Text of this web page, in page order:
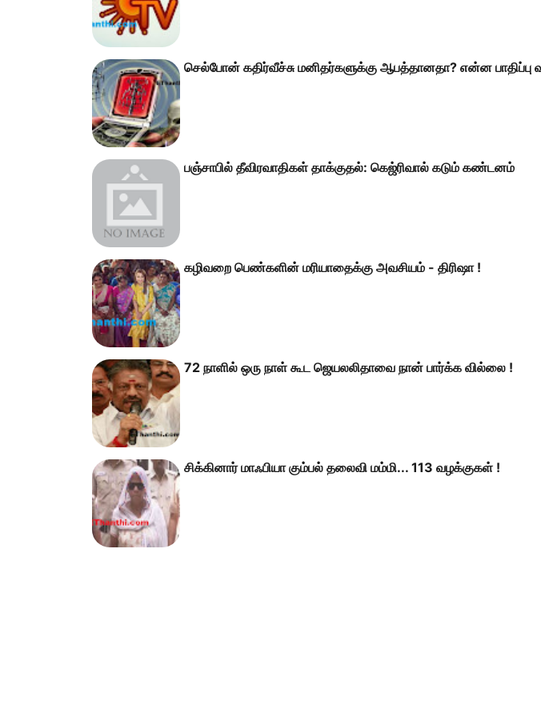
செல்போன் கதிர்வீச்சு மனிதர்களுக்கு ஆபத்தானதா? என்ன பாதிப்பு
பஞ்சாபில் தீவிரவாதிகள் தாக்குதல்: கெஜ்ரிவால் கடும் கண்டனம்
கழிவறை பெண்களின் மரியாதைக்கு அவசியம் - திரிஷா !
72 நாளில் ஒரு நாள் கூட ஜெயலலிதாவை நான் பார்க்க வில்லை !
சிக்கினார் மாஃபியா கும்பல் தலைவி மம்மி... 113 வழக்குகள் !